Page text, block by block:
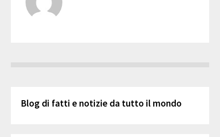
Blog di fatti e notizie da tutto il mondo